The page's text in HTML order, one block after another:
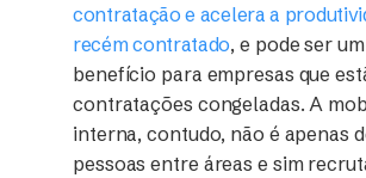
contratação e acelera a
recém contratado, e pode ser
benefício para empresas que
contratações congeladas. A
interna, contudo, não é apenas
pessoas entre áreas e sim